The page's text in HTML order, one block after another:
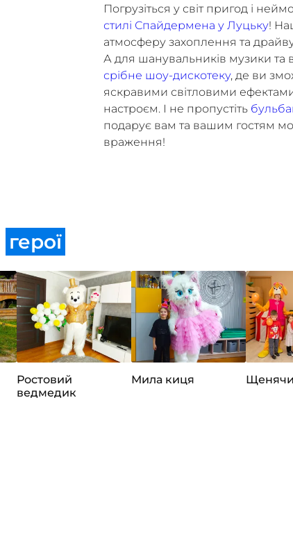
Погрузіться у світ пригод і
стилі Спайдермена у Луцьку!
атмосферу захоплення та
А для шанувальників музики
срібне шоу-дискотеку, де ви
яскравими світловими
настроєм. І не пропустіть
подарує вам та вашим гостям
враження!
герої
Ростовий
ведмедик
Мила киця